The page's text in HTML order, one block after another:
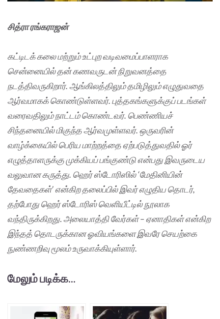
சித்ரா ரங்கராஜன்
கட்டிடக் கலை மற்றும் உட்புற வடிவமைப்பாளராக
சென்னையில் தன் கணவருடன் நிறுவனத்தை
நடத்திவருகிறார். ஆங்கிலத்திலும் தமிழிலும் எழுதுவதை
ஆர்வமாகக் கொண்டுள்ளவர். புத்தகங்களுக்குப் படங்கள்
வரைவதிலும் நாட்டம் கொண்டவர். பெண்ணியச்
சிந்தனையில் மிகுந்த ஆர்வமுள்ளவர். ஒருவரின்
வாழ்க்கையில் பெரிய மாற்றத்தை ஏற்படுத்துவதில் ஓர்
எழுத்தாளருக்கு முக்கியப் பங்குண்டு என்பது இவருடைய
வலுவான கருத்து. ஹெர் ஸ்டோரிஸில் ‘மேதினியின்
தேவதைகள்’ என்கிற தலைப்பில் இவர் எழுதிய தொடர்,
தற்போது ஹெர் ஸ்டோரிஸ் வெளியீட்டில் நூலாக
வந்திருக்கிறது.அலையாத்தி வேர்கள் – ஏனாதிகள் என்கிற
இந்தத் தொடருக்கான ஓவியங்களை இவரே செயற்கை
நுண்ணறிவு மூலம் உருவாக்கியுள்ளார்.
மேலும் படிக்க...